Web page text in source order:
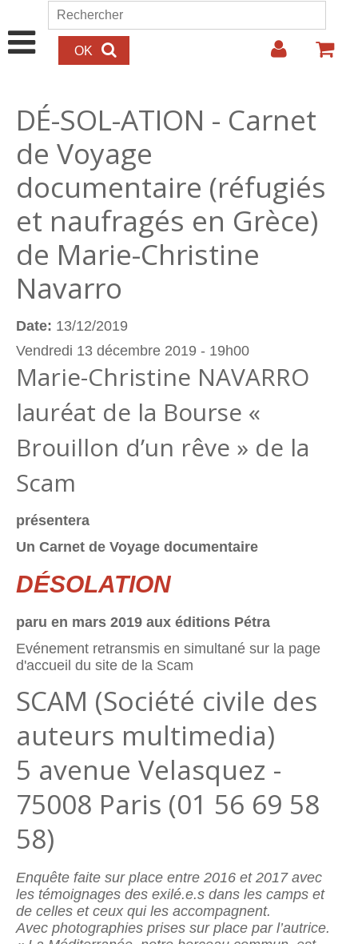
Aller au contenu principal
Formulaire de recherche
Rechercher
DÉ-SOL-ATION - Carnet
de Voyage
documentaire (réfugiés
et naufragés en Grèce)
de Marie-Christine
Navarro
Date: 13/12/2019
Vendredi 13 décembre 2019 - 19h00
Marie-Christine NAVARRO
lauréat de la Bourse «
Brouillon d’un rêve » de la
Scam
présentera
Un Carnet de Voyage documentaire
DÉSOLATION
paru en mars 2019 aux éditions Pétra
Evénement retransmis en simultané sur la page
d'accueil du site de la Scam
SCAM (Société civile des
auteurs multimedia)
5 avenue Velasquez -
75008 Paris (01 56 69 58
58)
Enquête faite sur place entre 2016 et 2017 avec
les témoignages des exilé.e.s dans les camps et
de celles et ceux qui les accompagnent.
Avec photographies prises sur place par l’autrice.